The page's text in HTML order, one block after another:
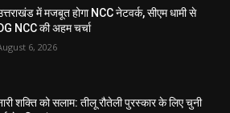
में मजबूत होगा NCC नेटवर्क, सीएम धामी से
NCC की अहम चर्चा
6, 2026
शक्ति को सलाम: तीलू रौतेली पुरस्कार के लिए चुनी